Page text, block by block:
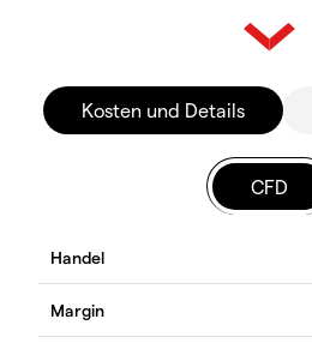
Kosten und Details
CFD